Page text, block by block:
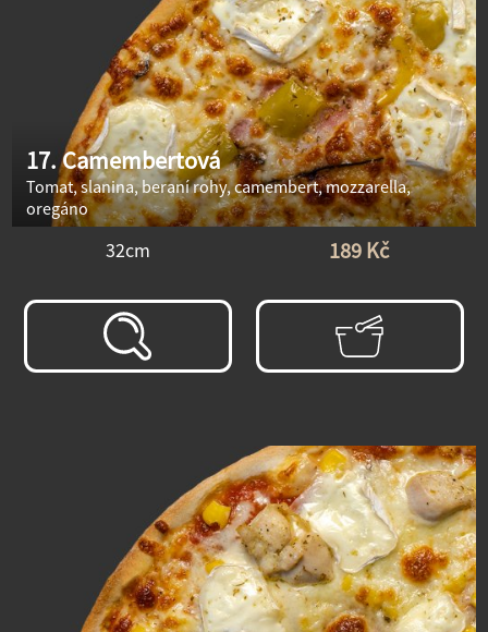
17. Camembertová
Tomat, slanina, beraní rohy, camembert, mozzarella,
oregáno
32cm 189 Kč